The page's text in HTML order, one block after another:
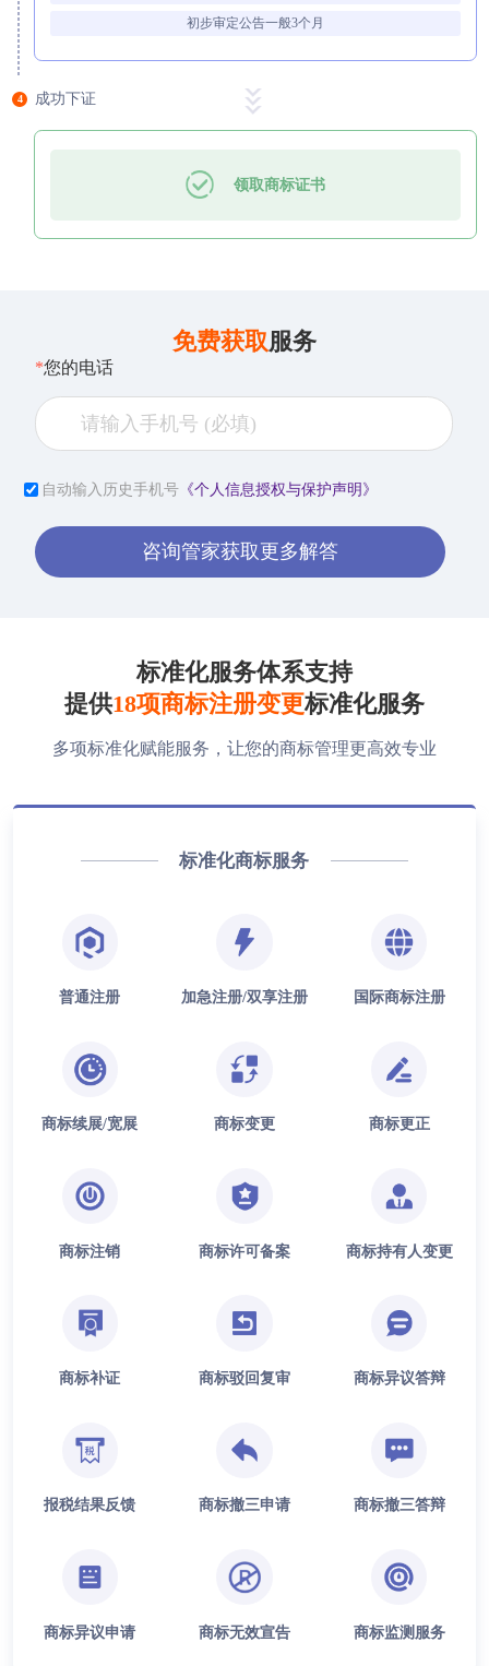
初步审定公告一般3个月
4 成功下证
领取商标证书
免费获取服务
*您的电话
自动输入历史手机号《个人信息授权与保护声明》
咨询管家获取更多解答
标准化服务体系支持
提供18项商标注册变更标准化服务
多项标准化赋能服务，让您的商标管理更高效专业
标准化商标服务
普通注册 加急注册/双享注册 国际商标注册
商标续展/宽展 商标变更 商标更正
商标注销 商标许可备案 商标持有人变更
商标补证 商标驳回复审 商标异议答辩
报税结果反馈 商标撤三申请 商标撤三答辩
商标异议申请 商标无效宣告 商标监测服务